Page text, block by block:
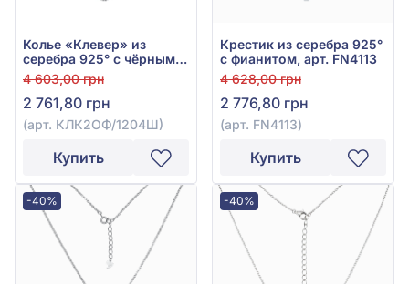
Колье «Клевер» из
серебра 925° с чёрным
ониксом и фианитом,
арт. КЛК2ОФ/1204Ш
4 603,00 грн
2 761,80 грн
(арт. КЛК2ОФ/1204Ш)
Купить
Крестик из серебра 925°
с фианитом, арт. FN4113
4 628,00 грн
2 776,80 грн
(арт. FN4113)
Купить
-40% -40%